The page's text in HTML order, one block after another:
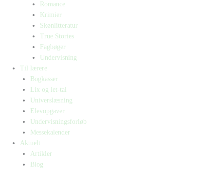
Romance
Krimier
Skønlitteratur
True Stories
Fagbøger
Undervisning
Til lærere
Bogkasser
Lix og let-tal
Universlæsning
Elevopgaver
Undervisningsforløb
Messekalender
Aktuelt
Artikler
Blog